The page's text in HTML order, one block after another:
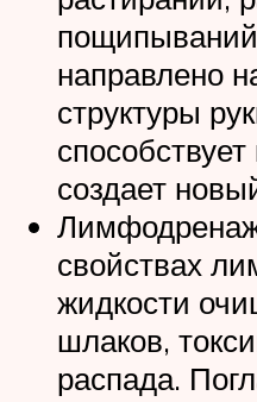
направлено
структуры
создает
свойствах
жидкости
шлаков,
распада.